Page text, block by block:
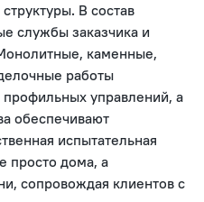
В состав
службы заказчика и
каменные,
работы
управлений, а
обеспечивают
испытательная
просто дома, а
сопровождая клиентов с